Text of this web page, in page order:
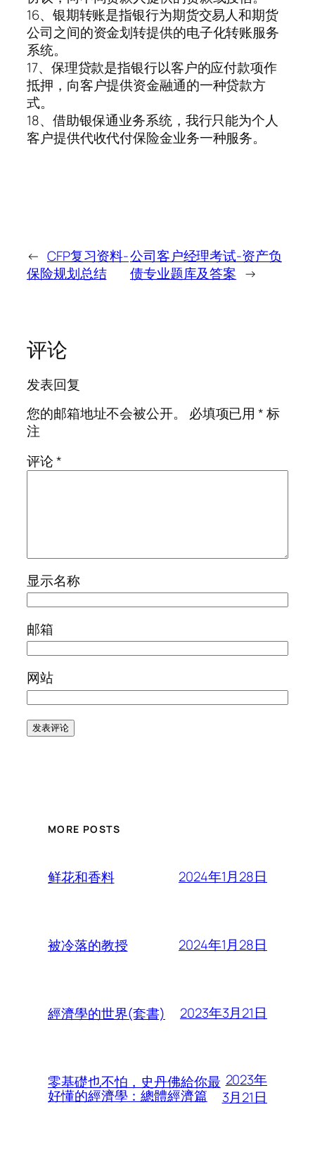
16、银期转账是指银行为期货交易人和期货
公司之间的资金划转提供的电子化转账服务
系统。
17、保理贷款是指银行以客户的应付款项作
抵押，向客户提供资金融通的一种贷款方
式。
18、借助银保通业务系统，我行只能为个人
客户提供代收代付保险金业务一种服务。
← CFP复习资料-
保险规划总结
公司客户经理考试-资产负
债专业题库及答案 →
评论
发表回复
您的邮箱地址不会被公开。
必填项已用*标
注
评论*
显示名称
邮箱
网站
MORE POSTS
鲜花和香料 2024年1月28日
被冷落的教授 2024年1月28日
經濟學的世界(套書) 2023年3月21日
零基礎也不怕，史丹佛給你最
好懂的經濟學：總體經濟篇
2023年
3月21日